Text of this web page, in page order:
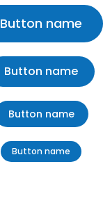
Button name
Button name
Button name
Button name